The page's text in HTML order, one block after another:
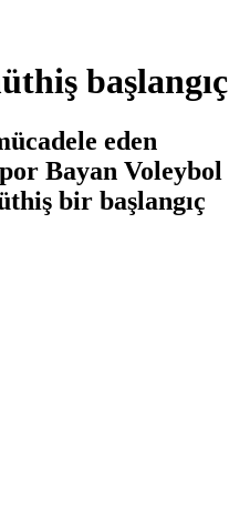
başlangıç
eden
Bayan Voleybol
bir başlangıç